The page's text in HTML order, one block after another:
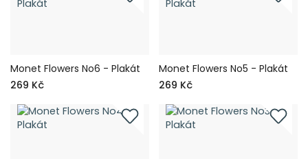
Monet Flowers No6 - Plakát
269 Kč
Monet Flowers No5 - Plakát
269 Kč